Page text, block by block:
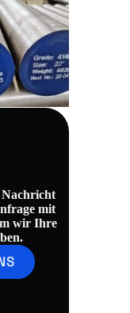
Nachricht
mit
wir Ihre